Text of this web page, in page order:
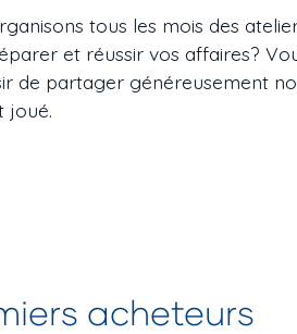
tous les mois des
et réussir vos affaires?
de partager généreusement
joué.
acheteurs